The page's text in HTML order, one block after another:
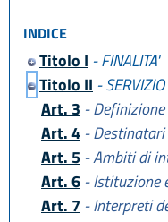
INDICE
Titolo I - FINALITA'
Titolo II -
Art. 3 - Definizione
Art. 4 - Destinatari
Art. 5 - Ambiti di
Art. 6 - Istituzione
Art. 7 - Interpreti